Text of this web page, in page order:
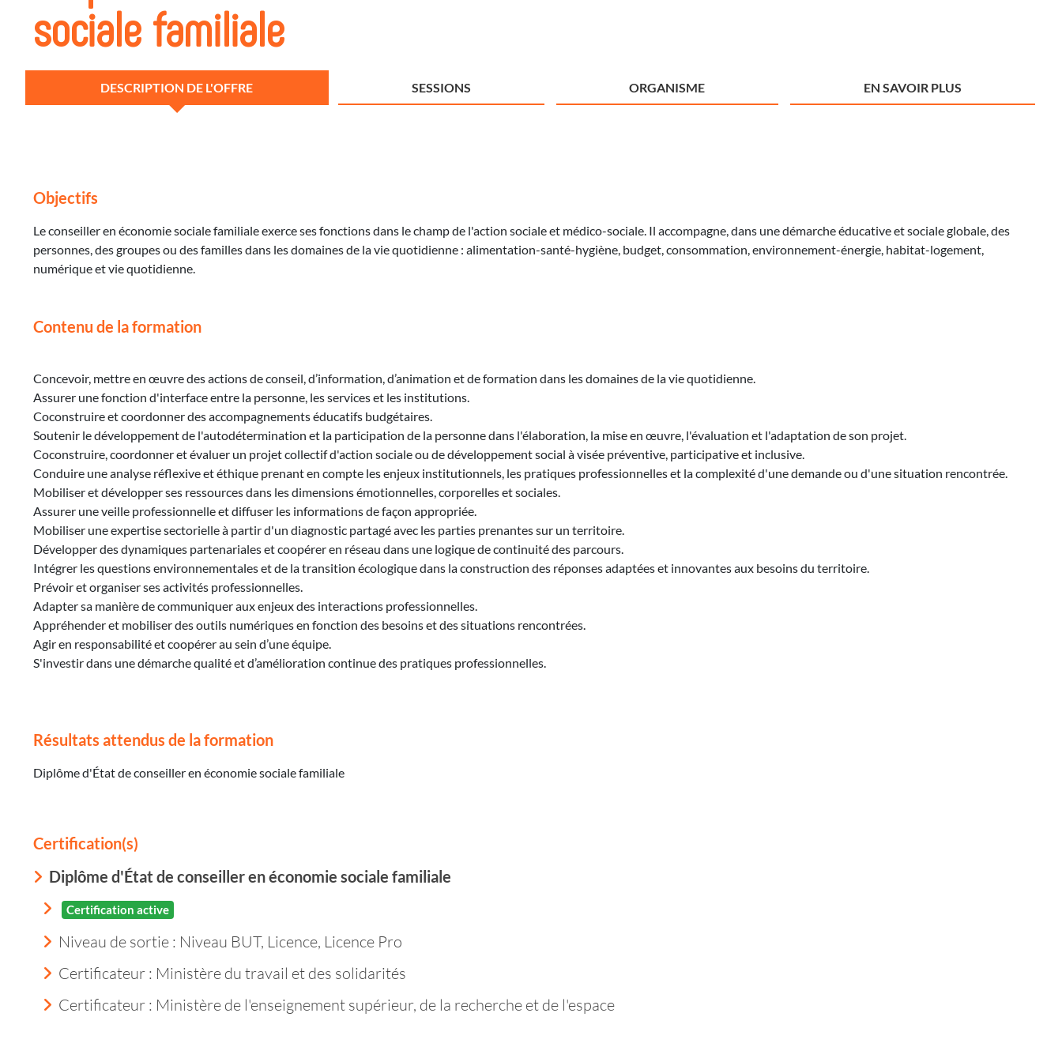
sociale familiale
DESCRIPTION DE L'OFFRE SESSIONS ORGANISME EN SAVOIR PLUS
Objectifs
Le conseiller en économie sociale familiale exerce ses fonctions dans le champ de l'action sociale et médico-sociale. Il accompagne, dans une démarche éducative et sociale globale, des
personnes, des groupes ou des familles dans les domaines de la vie quotidienne : alimentation-santé-hygiène, budget, consommation, environnement-énergie, habitat-logement,
numérique et vie quotidienne.
Contenu de la formation
Concevoir, mettre en œuvre des actions de conseil, d’information, d’animation et de formation dans les domaines de la vie quotidienne.
Assurer une fonction d'interface entre la personne, les services et les institutions.
Coconstruire et coordonner des accompagnements éducatifs budgétaires.
Soutenir le développement de l'autodétermination et la participation de la personne dans l'élaboration, la mise en œuvre, l'évaluation et l'adaptation de son projet.
Coconstruire, coordonner et évaluer un projet collectif d'action sociale ou de développement social à visée préventive, participative et inclusive.
Conduire une analyse réflexive et éthique prenant en compte les enjeux institutionnels, les pratiques professionnelles et la complexité d'une demande ou d'une situation rencontrée.
Mobiliser et développer ses ressources dans les dimensions émotionnelles, corporelles et sociales.
Assurer une veille professionnelle et diffuser les informations de façon appropriée.
Mobiliser une expertise sectorielle à partir d'un diagnostic partagé avec les parties prenantes sur un territoire.
Développer des dynamiques partenariales et coopérer en réseau dans une logique de continuité des parcours.
Intégrer les questions environnementales et de la transition écologique dans la construction des réponses adaptées et innovantes aux besoins du territoire.
Prévoir et organiser ses activités professionnelles.
Adapter sa manière de communiquer aux enjeux des interactions professionnelles.
Appréhender et mobiliser des outils numériques en fonction des besoins et des situations rencontrées.
Agir en responsabilité et coopérer au sein d’une équipe.
S'investir dans une démarche qualité et d’amélioration continue des pratiques professionnelles.
Résultats attendus de la formation
Diplôme d'État de conseiller en économie sociale familiale
Certification(s)
Diplôme d'État de conseiller en économie sociale familiale
Certification active
Niveau de sortie : Niveau BUT, Licence, Licence Pro
Certificateur : Ministère du travail et des solidarités
Certificateur : Ministère de l'enseignement supérieur, de la recherche et de l'espace